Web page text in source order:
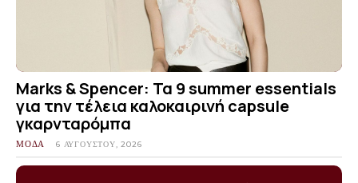
Marks & Spencer: Τα 9 summer essentials
για την τέλεια καλοκαιρινή capsule
γκαρνταρόμπα
ΜΟΔΑ 6 ΑΥΓΟΎΣΤΟΥ, 2026